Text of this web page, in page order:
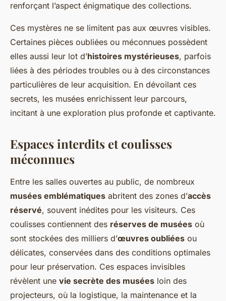
renforçant l’aspect énigmatique des collections.
Ces mystères ne se limitent pas aux œuvres visibles.
Certaines pièces oubliées ou méconnues possèdent
elles aussi leur lot d’histoires mystérieuses, parfois
liées à des périodes troubles ou à des circonstances
particulières de leur acquisition. En dévoilant ces
secrets, les musées enrichissent leur parcours,
incitant à une exploration plus profonde et captivante.
Espaces interdits et coulisses
méconnues
Entre les salles ouvertes au public, de nombreux
musées emblématiques abritent des zones d’accès
réservé, souvent inédites pour les visiteurs. Ces
coulisses contiennent des réserves de musées où
sont stockées des milliers d’œuvres oubliées ou
délicates, conservées dans des conditions optimales
pour leur préservation. Ces espaces invisibles
révèlent une vie secrète des musées loin des
projecteurs, où la logistique, la maintenance et la